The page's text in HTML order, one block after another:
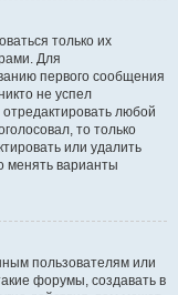
только их
Для
первого сообщения
не успел
любой
то только
или удалить
менять варианты
пользователям или
форумы, создавать в